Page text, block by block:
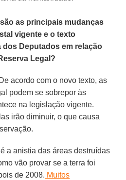
as principais mudanças
vigente e o texto
dos Deputados em relação
Legal ?
De acordo com o novo texto, as
podem se sobrepor às
na legislação vigente.
irão diminuir, o que causa
a anistia das áreas destruídas
vão provar se a terra foi
de 2008. Muitos